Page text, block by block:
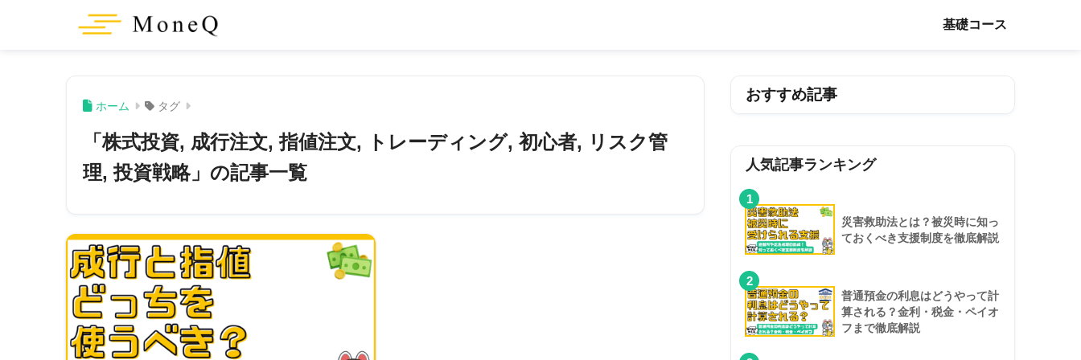
基礎コース
ホーム タグ
「株式投資, 成行注文, 指値注文, トレーディング, 初心者, リスク管
理, 投資戦略」の記事一覧
おすすめ記事
人気記事ランキング
1
災害救助法とは？被災時に知っ
ておくべき支援制度を徹底解説
2
普通預金の利息はどうやって計
算される？金利・税金・ペイオ
フまで徹底解説